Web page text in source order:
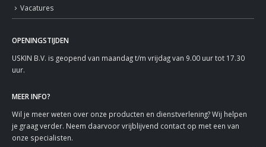
Vacatures
OPENINGSTIJDEN
USKIN B.V. is geopend van maandag t/m vrijdag van 9.00 uur tot 17.30
uur.
MEER INFO?
Wil je meer weten over onze producten en dienstverlening? Wij helpen
je graag verder. Neem daarvoor vrijblijvend contact op met een van
onze specialisten.